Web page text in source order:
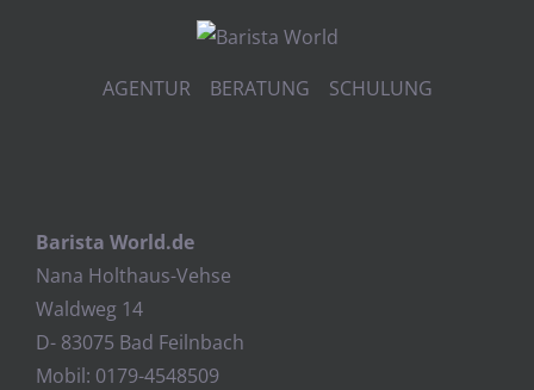
AGENTUR BERATUNG SCHULUNG
Barista World.de
Nana Holthaus-Vehse
Waldweg 14
D- 83075 Bad Feilnbach
Mobil: 0179-4548509